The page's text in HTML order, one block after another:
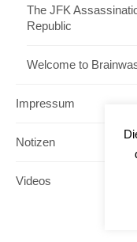
The JFK
Republic
Welcome to
Impressum
Notizen
Videos